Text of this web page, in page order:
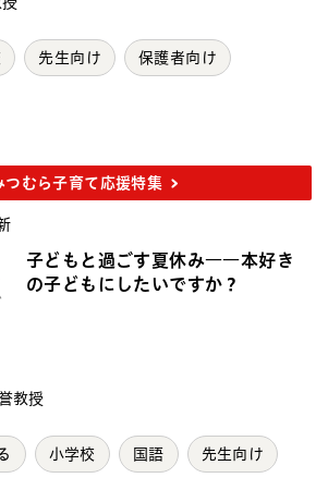
先生向け 保護者向け
つむら子育て応援特集
子どもと過ごす夏休み――本好き
の子どもにしたいですか？
教授
小学校 国語 先生向け